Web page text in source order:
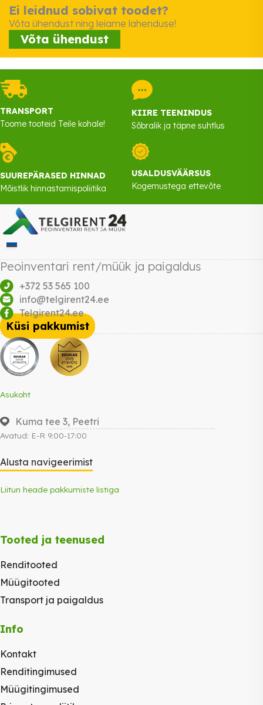
Ei leidnud sobivat toodet?
Võta ühendust ning leiame lahenduse!
Võta ühendust
TRANSPORT
Toome tooteid Teile kohale!
KIIRE TEENINDUS
Sõbralik ja täpne suhtlus
SUUREPÄRASED HINNAD
Mõistlik hinnastamispoliitika
USALDUSVÄÄRSUS
Kogemustega ettevõte
Peoinventari rent/müük ja paigaldus
+372 53 565 100
info@telgirent24.ee
Telgirent24.ee
Küsi pakkumist
Asukoht
Kuma tee 3, Peetri
Avatud: E-R 9:00-17:00
Alusta navigeerimist
Liitun heade pakkumiste listiga
Tooted ja teenused
Renditooted
Müügitooted
Transport ja paigaldus
Info
Kontakt
Renditingimused
Müügitingimused